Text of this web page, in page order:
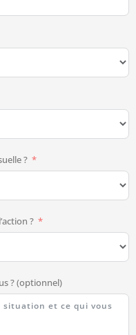
?
?
? (optionnel)